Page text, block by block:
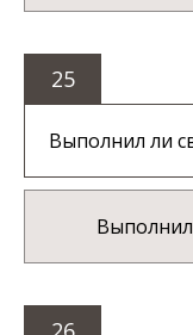
25
Выполнил ли
Выполнил